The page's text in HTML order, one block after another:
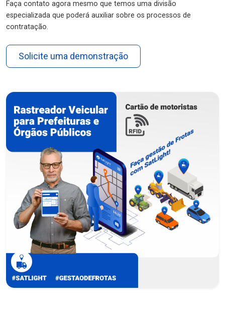
Faça contato agora mesmo que temos uma divisão
especializada que poderá auxiliar sobre os processos de
contratação.
Solicite uma demonstração